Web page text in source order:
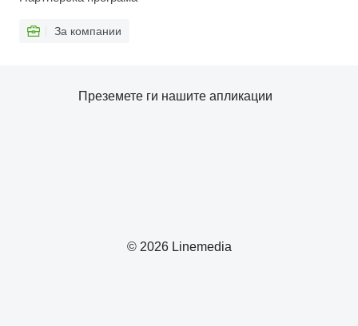
За компании
© 2026 Linemedia
Преземете ги нашите апликации